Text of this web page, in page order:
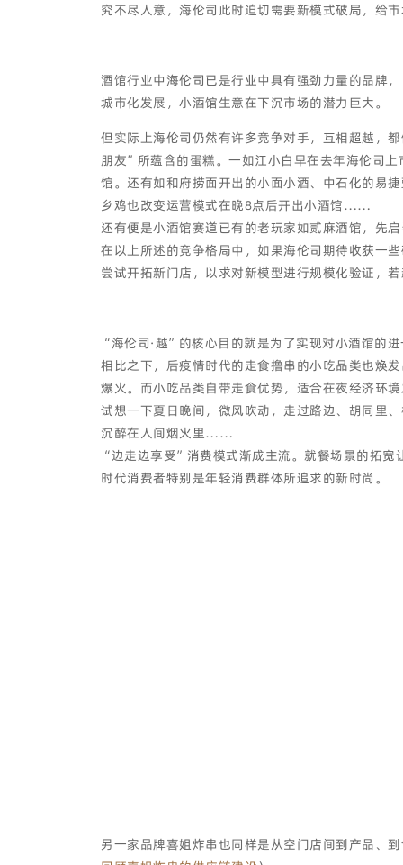
究不尽人意，海伦司此时迫切需要新模式破局，给市
酒馆行业中海伦司已是行业中具有强劲力量的品牌
城市化发展，小酒馆生意在下沉市场的潜力巨大。
但实际上海伦司仍然有许多竞争对手，互相超越，
朋友”所蕴含的蛋糕。一如江小白早在去年海伦司
馆。还有如和府捞面开出的小面小酒、中石化的易
乡鸡也改变运营模式在晚8点后开出小酒馆……
还有便是小酒馆赛道已有的老玩家如贰麻酒馆，先
在以上所述的竞争格局中，如果海伦司期待收获一
尝试开拓新门店，以求对新模型进行规模化验证，
“海伦司·越”的核心目的就是为了实现对小酒馆的
相比之下，后疫情时代的走食撸串的小吃品类也焕
爆火。而小吃品类自带走食优势，适合在夜经济环
试想一下夏日晚间，微风吹动，走过路边、胡同里
沉醉在人间烟火里……
“边走边享受”消费模式渐成主流。就餐场景的拓
时代消费者特别是年轻消费群体所追求的新时尚。
另一家品牌喜姐炸串也同样是从空门店间到产品、